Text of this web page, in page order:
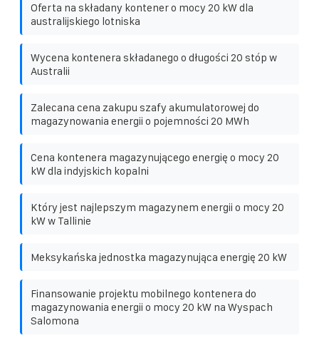
Oferta na składany kontener o mocy 20 kW dla
australijskiego lotniska
Wycena kontenera składanego o długości 20 stóp w
Australii
Zalecana cena zakupu szafy akumulatorowej do
magazynowania energii o pojemności 20 MWh
Cena kontenera magazynującego energię o mocy 20
kW dla indyjskich kopalni
Który jest najlepszym magazynem energii o mocy 20
kW w Tallinie
Meksykańska jednostka magazynująca energię 20 kW
Finansowanie projektu mobilnego kontenera do
magazynowania energii o mocy 20 kW na Wyspach
Salomona